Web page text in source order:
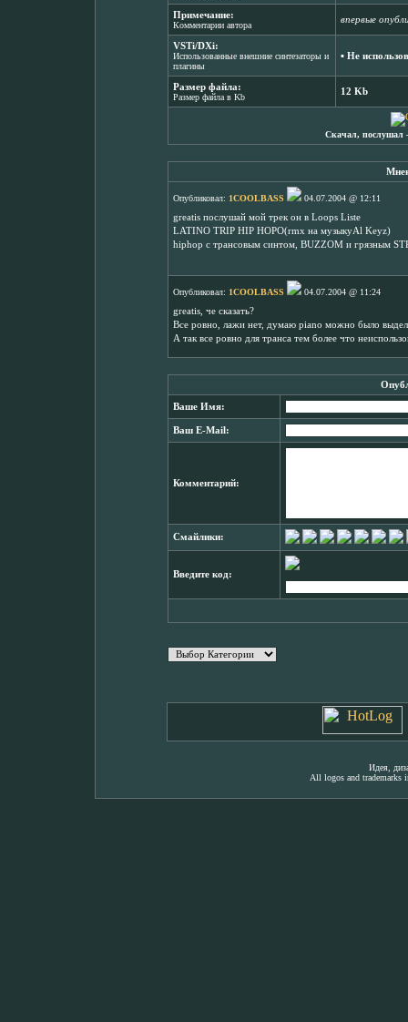
Примечание:
Комментарии автора
впервые
VSTi/DXi:
Использованные внешние синтезаторы и
плагины
▪ Не
Размер файла:
Размер файла в Kb
12 Kb
Скачал, послушал
Опубликовал: 1COOLBASS
04.07.2004 @ 12:11
greatis послушай мой трек он в Loops Listе
LATINO TRIP HIP HOPO(rmx на музыкуAl Keyz)
hiphop c трансовым синтом, BUZZOM и грязным
Опубликовал: 1COOLBASS
04.07.2004 @ 11:24
greatis, че сказать?
Все ровно, лажи нет, думаю piano можно было
А так все ровно для транса тем более что
Ваше Имя:
Ваш E-Mail:
Комментарий:
Смайлики:
Введите код:
Идея,
All logos and trademarks